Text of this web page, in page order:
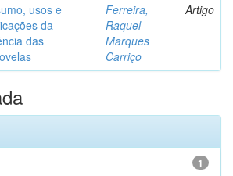
usos e
da
das
Ferreira,
Raquel
Marques
Carriço
Artigo
1